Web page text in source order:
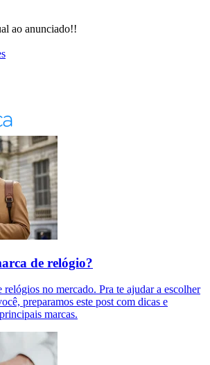
ao anunciado!!
de relógio?
relógios no mercado. Pra te ajudar a escolher
preparamos este post com dicas e
marcas.